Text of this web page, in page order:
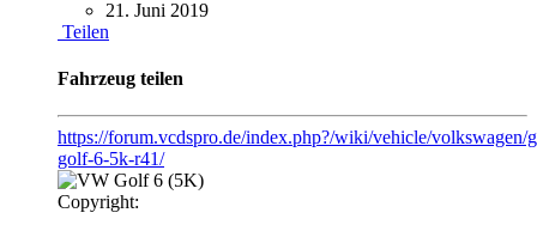
21. Juni 2019
Teilen
Fahrzeug teilen
https://forum.vcdspro.de/index.php?/wiki/vehicle/volkswagen/
golf-6-5k-r41/
Copyright: